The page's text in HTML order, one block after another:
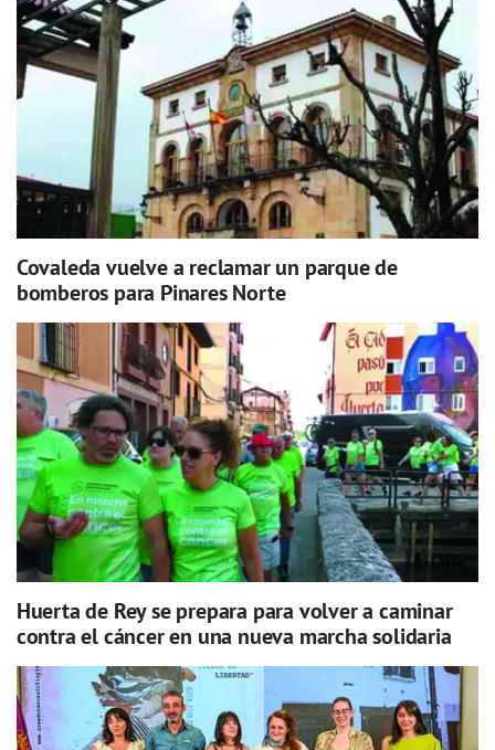
Covaleda vuelve a reclamar un parque de
bomberos para Pinares Norte
Huerta de Rey se prepara para volver a caminar
contra el cáncer en una nueva marcha solidaria